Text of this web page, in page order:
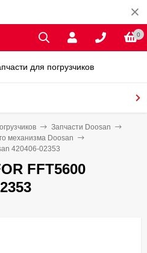
0
Запчасти Doosan
механизма Doosan
420406-02353
FFT5600